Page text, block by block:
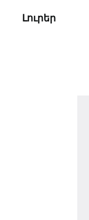
Լուրեր